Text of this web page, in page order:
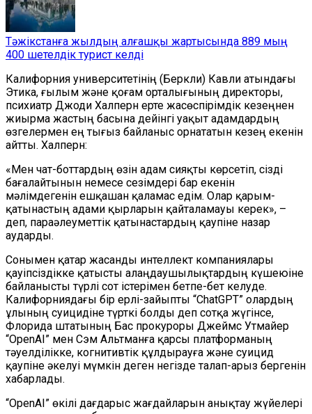
Тәжікстанға жылдың алғашқы жартысында 889 мың
400 шетелдік турист келді
Калифорния университетінің (Беркли) Кавли атындағы
Этика, ғылым және қоғам орталығының директоры,
психиатр Джоди Халперн ерте жасөспірімдік кезеңнен
жиырма жастың басына дейінгі уақыт адамдардың
өзгелермен ең тығыз байланыс орнататын кезең екенін
айтты. Халперн:
«Мен чат-боттардың өзін адам сияқты көрсетіп, сізді
бағалайтынын немесе сезімдері бар екенін
мәлімдегенін ешқашан қаламас едім. Олар қарым-
қатынастың адами қырларын қайталамауы керек», –
деп, параәлеуметтік қатынастардың қаупіне назар
аударды.
Сонымен қатар жасанды интеллект компаниялары
қауіпсіздікке қатысты алаңдаушылықтардың күшеюіне
байланысты түрлі сот істерімен бетпе-бет келуде.
Калифорниядағы бір ерлі-зайыпты “ChatGPT” олардың
ұлының суицидіне түрткі болды деп сотқа жүгінсе,
Флорида штатының Бас прокуроры Джеймс Утмайер
“OpenAI” мен Сэм Альтманға қарсы платформаның
тәуелділікке, когнитивтік құлдырауға және суицид
қаупіне әкелуі мүмкін деген негізде талап-арыз бергенін
хабарлады.
“OpenAI” өкілі дағдарыс жағдайларын анықтау жүйелері